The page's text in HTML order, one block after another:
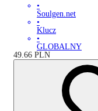
•
Soulgen.net
•
Klucz
•
GLOBALNY
49.66 PLN